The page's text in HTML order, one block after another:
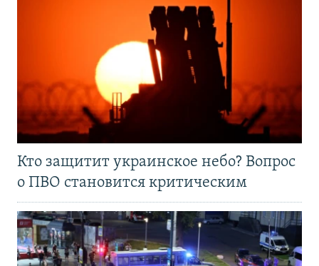
Кто защитит украинское небо? Вопрос
о ПВО становится критическим